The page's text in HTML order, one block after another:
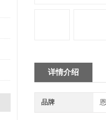
详情介绍
品牌